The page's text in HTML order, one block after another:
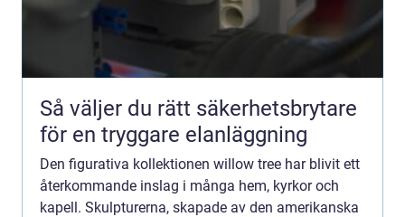
Så väljer du rätt säkerhetsbrytare
för en tryggare elanläggning
Den figurativa kollektionen willow tree har blivit ett
återkommande inslag i många hem, kyrkor och
kapell. Skulpturerna, skapade av den amerikanska